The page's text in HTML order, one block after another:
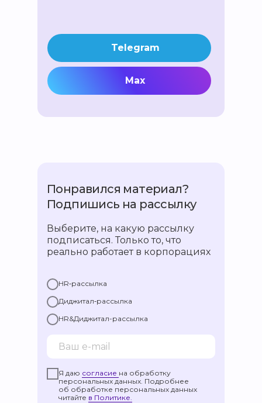
Telegram
Max
Понравился материал?
Подпишись на рассылку
Выберите, на какую рассылку
подписаться. Только то, что
реально работает в корпорациях
HR‑рассылка
Диджитал‑рассылка
HR&Диджитал-рассылка
Я даю согласие на обработку
персональных данных. Подробнее
об обработке персональных данных
читайте в Политике.